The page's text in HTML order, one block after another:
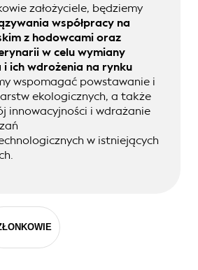
założyciele, będziemy
współpracy na
z hodowcami oraz
w celu wymiany
ich wdrożenia na rynku
wspomagać powstawanie i
ekologicznych, a także
innowacyjności i wdrażanie
w istniejących